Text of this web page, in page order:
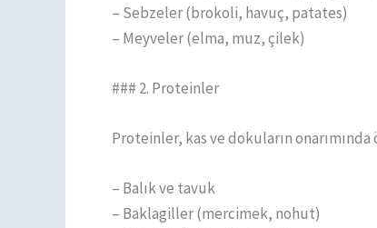
– Sebzeler (brokoli, havuç, patates)
– Meyveler (elma, muz, çilek)
### 2. Proteinler
Proteinler, kas ve dokuların
– Balık ve tavuk
– Baklagiller (mercimek, nohut)